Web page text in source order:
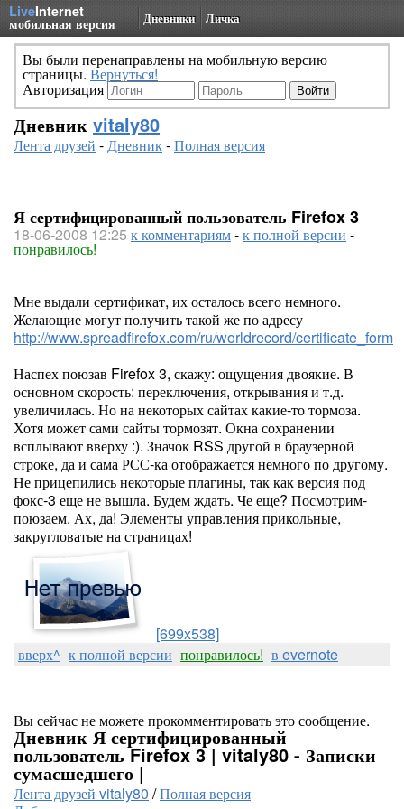
LiveInternet
мобильная версия Дневники Личка
Вы были перенаправлены на мобильную версию
страницы. Вернуться!
Авторизация
Дневник vitaly80
Лента друзей -Дневник-Полная версия
Я сертифицированный пользователь Firefox 3
18-06-2008 12:25 к комментариям-к полной версии -
понравилось!
Мне выдали сертификат, их осталось всего немного.
Желающие могут получить такой же по адресу
http://www.spreadfirefox.com/ru/worldrecord/certificate_form
Наспех поюзав Firefox 3, скажу: ощущения двоякие. В
основном скорость: переключения, открывания и т.д.
увеличилась. Но на некоторых сайтах какие-то тормоза.
Хотя может сами сайты тормозят. Окна сохранении
всплывают вверху :). Значок RSS другой в браузерной
строке, да и сама РСС-ка отображается немного по другому.
Не прицепились некоторые плагины, так как версия под
фокс-3 еще не вышла. Будем ждать. Че еще? Посмотрим-
поюзаем. Ах, да! Элементы управления прикольные,
закругловатые на страницах!
[699x538]
вверх^ к полной версии понравилось! в evernote
Вы сейчас не можете прокомментировать это сообщение.
Дневник Я сертифицированный
пользователь Firefox 3 | vitaly80 - Записки
сумасшедшего |
Лента друзей vitaly80 /Полная версия